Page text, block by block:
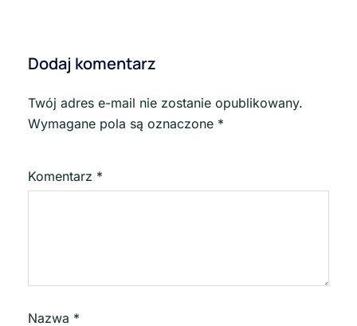
Dodaj komentarz
Twój adres e-mail nie zostanie opublikowany.
Wymagane pola są oznaczone *
Komentarz *
Nazwa *